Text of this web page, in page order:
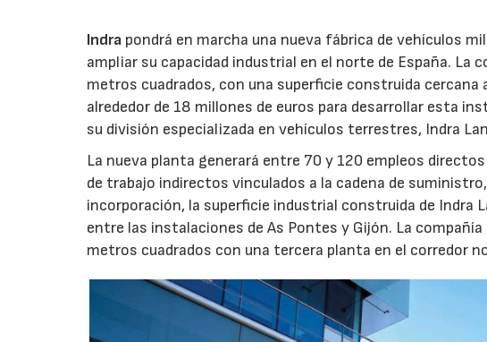
Indra pondrá en marcha una nueva fábrica de vehículos
ampliar su capacidad industrial en el norte de España. La
metros cuadrados, con una superficie construida
alrededor de 18 millones de euros para desarrollar esta
su división especializada en vehículos terrestres, Indra
La nueva planta generará entre 70 y 120 empleos
de trabajo indirectos vinculados a la cadena de
incorporación, la superficie industrial construida de Indra
entre las instalaciones de As Pontes y Gijón. La
metros cuadrados con una tercera planta en el corredor